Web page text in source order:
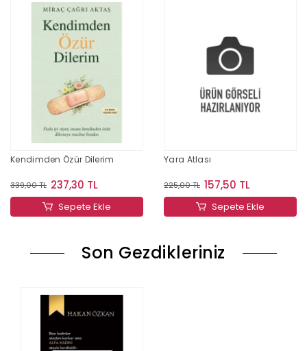
Kendimden Özür Dilerim
339,00 TL 237,30 TL
Sepete Ekle
Yara Atlası
225,00 TL 157,50 TL
Sepete Ekle
Son Gezdikleriniz